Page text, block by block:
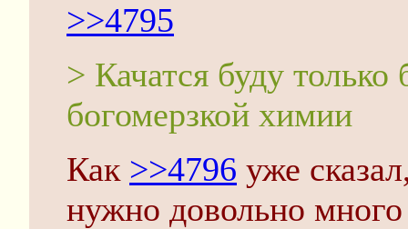
>>4795
> Качатся буду только
богомерзкой химии
Как >>4796 уже
нужно довольно много